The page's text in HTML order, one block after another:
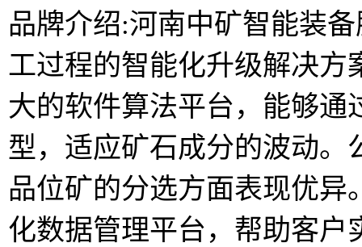
品牌介绍:河南中矿智能装
工过程的智能化升级解决方
大的软件算法平台，能够
型，适应矿石成分的波动。
品位矿的分选方面表现优
化数据管理平台，帮助客户